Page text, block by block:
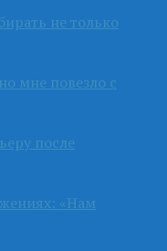
не только
мне повезло с
после
«Нам